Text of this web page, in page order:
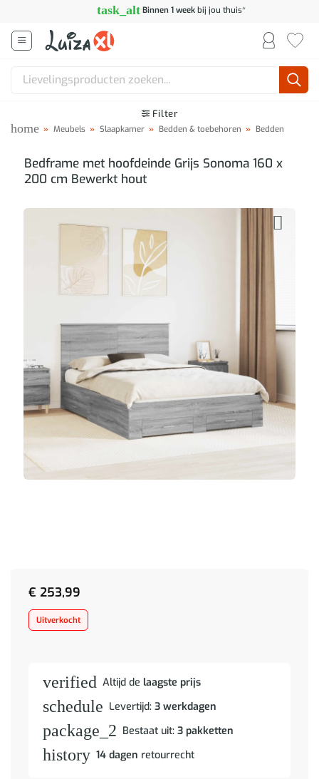
inhoud
task_alt Binnen 1 weekbij jou thuis*
Zoeken
Filter
home » Meubels » Slaapkamer » Bedden & toebehoren » Bedden
Bedframe met hoofdeinde Grijs Sonoma 160 x
200 cm Bewerkt hout
€ 253,99
Uitverkocht
verified Altijd de laagste prijs
schedule Levertijd: 3 werkdagen
package_2 Bestaat uit: 3 pakketten
history 14 dagen retourrecht